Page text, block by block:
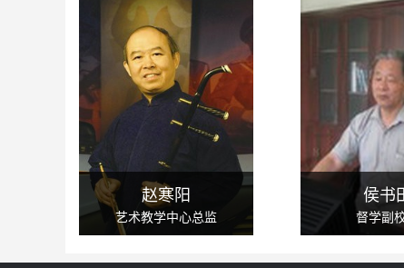
北京市剑桥中学为什么要建立学生自治体系？
一个高素质的学校不是单纯体现在教师如何对学生进
培养学生的管理能力、人际关系交往能力、抗挫能
立了学生自治体系，组织成立了团委和学生会组织
北京市剑桥中学的教学特色是什么？
个性化因材施教、授课质量控制系统、授课效果评价与
北京剑桥培养学生全面素质包括哪几个方面？
北京剑桥的定位是站在专业的高度帮助学生驱除孩子
面素质，帮助其树立良好的人生观、价值观，培养正
赵寒阳
艺术教学中心总监
侯书
督学副